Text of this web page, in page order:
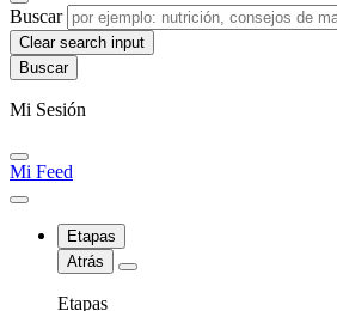
Buscar
Clear search input
Mi Sesión
Mi Feed
Etapas
Atrás
Etapas